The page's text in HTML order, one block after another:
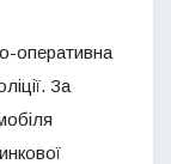
оперативна
За